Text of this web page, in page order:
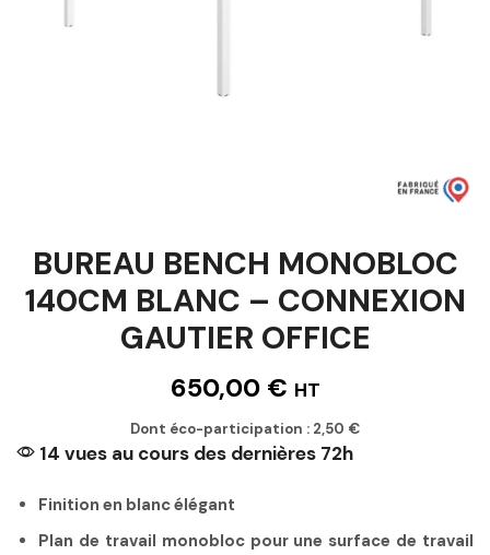
BUREAU BENCH MONOBLOC
140CM BLANC – CONNEXION
GAUTIER OFFICE
650,00 € HT
Dont éco-participation : 2,50 €
14 vues au cours des dernières 72h
Finition en blanc élégant
Plan de travail monobloc pour une surface de travail